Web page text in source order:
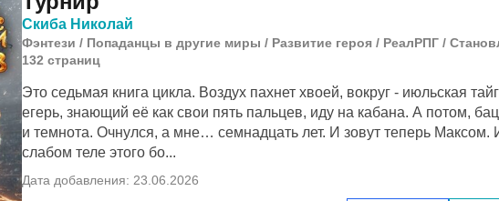
Скиба Николай
Фэнтези / Попаданцы в другие миры / Развитие героя / РеалРПГ /
132 cтраниц
Это седьмая книга цикла. Воздух пахнет хвоей, вокруг - июльская
егерь, знающий её как свои пять пальцев, иду на кабана. А потом,
и темнота. Очнулся, а мне… семнадцать лет. И зовут теперь Максом.
слабом теле этого бо...
Дата добавления: 23.06.2026